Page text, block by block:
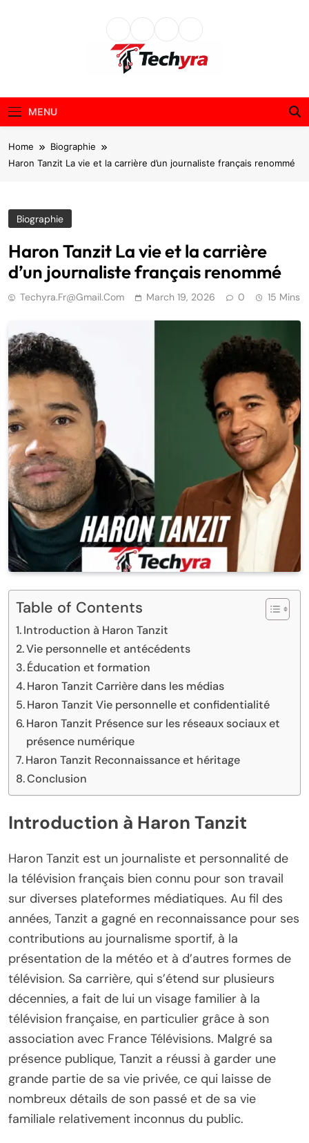
techyra.fr
MENU
Home
Biographie
Haron Tanzit La vie et la carrière d’un journaliste français renommé
Biographie
Haron Tanzit La vie et la carrière
d’un journaliste français renommé
Techyra.fr@gmail.com March 19, 2026 0 15 Mins
Table of Contents
Introduction à Haron Tanzit
Vie personnelle et antécédents
Éducation et formation
Haron Tanzit Carrière dans les médias
Haron Tanzit Vie personnelle et confidentialité
Haron Tanzit Présence sur les réseaux sociaux et
présence numérique
Haron Tanzit Reconnaissance et héritage
Conclusion
Introduction à Haron Tanzit
Haron Tanzit est un journaliste et personnalité de
la télévision français bien connu pour son travail
sur diverses plateformes médiatiques. Au fil des
années, Tanzit a gagné en reconnaissance pour ses
contributions au journalisme sportif, à la
présentation de la météo et à d’autres formes de
télévision. Sa carrière, qui s’étend sur plusieurs
décennies, a fait de lui un visage familier à la
télévision française, en particulier grâce à son
association avec France Télévisions. Malgré sa
présence publique, Tanzit a réussi à garder une
grande partie de sa vie privée, ce qui laisse de
nombreux détails de son passé et de sa vie
familiale relativement inconnus du public.